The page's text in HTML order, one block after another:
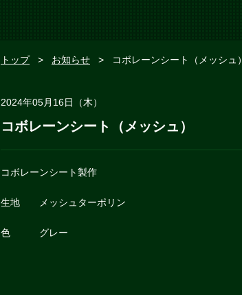
トップ > お知らせ > コボレーンシート（メッシュ）
2024年05月16日（木）
コボレーンシート（メッシュ）
コボレーンシート製作
生地 メッシュターポリン
色 グレー